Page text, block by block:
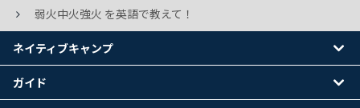
弱火中火強火 を英語で教えて！
ネイティブキャンプ
ガイド